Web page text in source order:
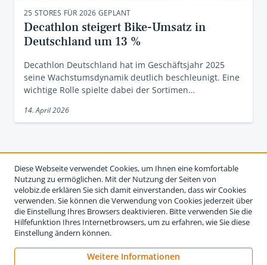
25 STORES FÜR 2026 GEPLANT
Decathlon steigert Bike-Umsatz in
Deutschland um 13 %
Decathlon Deutschland hat im Geschäftsjahr 2025
seine Wachstumsdynamik deutlich beschleunigt. Eine
wichtige Rolle spielte dabei der Sortimen…
14. April 2026
Diese Webseite verwendet Cookies, um Ihnen eine komfortable
Nutzung zu ermöglichen. Mit der Nutzung der Seiten von
velobiz.de erklären Sie sich damit einverstanden, dass wir Cookies
verwenden. Sie können die Verwendung von Cookies jederzeit über
die Einstellung Ihres Browsers deaktivieren. Bitte verwenden Sie die
Hilfefunktion Ihres Internetbrowsers, um zu erfahren, wie Sie diese
Einstellung ändern können.
Weitere Informationen